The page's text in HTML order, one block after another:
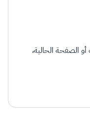
الصفحة الحالية،